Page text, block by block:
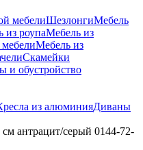
мебелиШезлонгиМебель
из роупаМебель из
Мебель из
Скамейки
и обустройство
из алюминияДиваны
антрацит/серый 0144-72-